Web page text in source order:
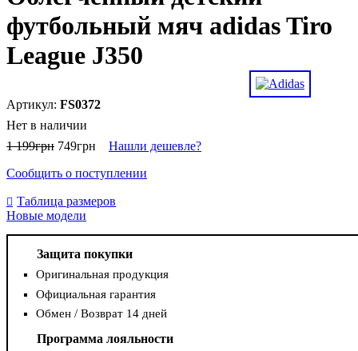
футбольный мяч adidas Tiro
League J350
FS0372
Нет в наличии
1 199грн 749грн
Нашли дешевле?
Сообщить о поступлении
Таблица размеров
Новые модели
Защита покупки
Оригинальная продукция
Официальная гарантия
Обмен / Возврат 14 дней
Программа лояльности